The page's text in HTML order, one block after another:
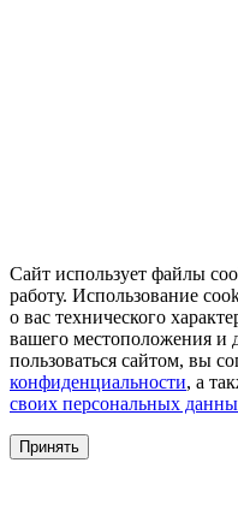
Сайт использует файлы
работу. Использование
о вас технического
вашего местоположения
пользоваться сайтом, вы
конфиденциальности, а
своих персональных
Принять